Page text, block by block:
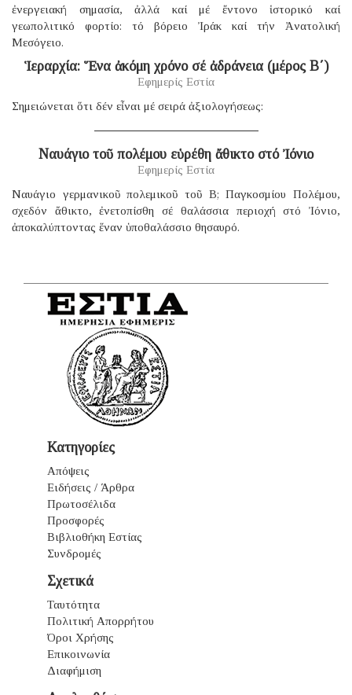
ἐνεργειακή σημασία, ἀλλά καί μέ ἔντονο ἱστορικό καί
γεωπολιτικό φορτίο: τό βόρειο Ἰράκ καί τήν Ἀνατολική
Μεσόγειο.
Ἱεραρχία: Ἕνα ἀκόμη χρόνο σέ ἀδράνεια (μέρος B΄)
Εφημερίς Εστία
Σημειώνεται ὅτι δέν εἶναι μέ σειρά ἀξιολογήσεως:
Ναυάγιο τοῦ πολέμου εὑρέθη ἄθικτο στό Ἰόνιο
Εφημερίς Εστία
Ναυάγιο γερμανικοῦ πολεμικοῦ τοῦ B; Παγκοσμίου Πολέμου,
σχεδόν ἄθικτο, ἐνετοπίσθη σέ θαλάσσια περιοχή στό Ἰόνιο,
ἀποκαλύπτοντας ἕναν ὑποθαλάσσιο θησαυρό.
Κατηγορίες
Απόψεις
Ειδήσεις / Άρθρα
Πρωτοσέλιδα
Προσφορές
Βιβλιοθήκη Εστίας
Συνδρομές
Σχετικά
Ταυτότητα
Πολιτική Απορρήτου
Όροι Χρήσης
Επικοινωνία
Διαφήμιση